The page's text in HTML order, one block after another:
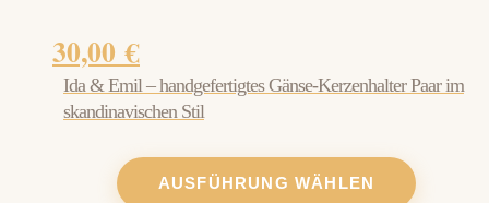
30,00€
Ida & Emil – handgefertigtes Gänse-Kerzenhalter Paar im
skandinavischen Stil
AUSFÜHRUNG WÄHLEN